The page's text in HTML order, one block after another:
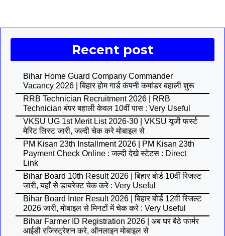
Recent post
Bihar Home Guard Company Commander
Vacancy 2026 | बिहार होम गार्ड कंपनी कमांडर बहाली शुरू
RRB Technician Recruitment 2026 | RRB
Technician बंपर बहाली केवल 10वीं पास : Very Useful
VKSU UG 1st Merit List 2026-30 | VKSU यूजी फर्स्ट
मेरिट लिस्ट जारी, जल्दी चेक करे मोबाइल से
PM Kisan 23th Installment 2026 | PM Kisan 23th
Payment Check Online : जल्दी देखे स्टेटस : Direct
Link
Bihar Board 10th Result 2026 | बिहार बोर्ड 10वीं रिजल्ट
जारी, यहाँ से डायरेक्ट चेक करे : Very Useful
Bihar Board Inter Result 2026 | बिहार बोर्ड 12वीं रिजल्ट
2026 जारी, मोबाइल से मिनटों में चेक करे : Very Useful
Bihar Farmer ID Registration 2026 | अब घर बैठे फार्मर
आईडी रजिस्ट्रेशन करे, ऑनलाइन मोबाइल से